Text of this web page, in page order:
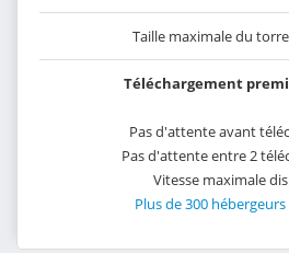
Taille maximale du
Téléchargement
Pas d'attente avant
Pas d'attente entre 2
Vitesse maximale
Plus de 300